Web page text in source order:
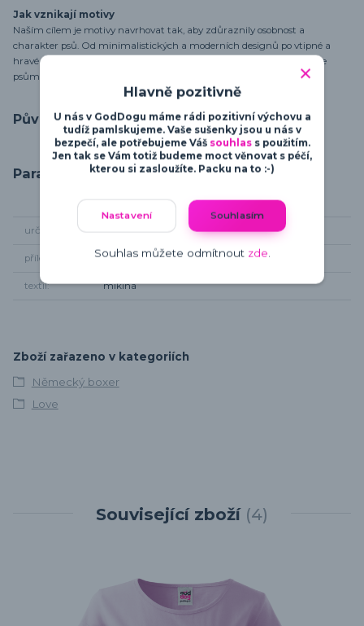
Jak vznikají motivy
Naším cílem je motivy navrhovat tak, aby zdůraznily osobnost a
charakter psů. Od minimalistických a moderních designů po vtipné a
hravé motivy - najdeš zde vše, co potřebuješ pro vyjádření své lásky ke
psům.
Původ zboží
Parametry
určení
příležitost kamkoliv
textil mikina
Zboží zařazeno v kategoriích
Německý boxer
Love
Související zboží 4
Hlavně pozitivně
U nás v GodDogu máme rádi pozitivní výchovu a
tudíž pamlskujeme. Vaše sušenky jsou u nás v
bezpečí, ale potřebujeme Váš souhlass použitím.
Jen tak se Vám totiž budeme moct věnovat s péčí,
kterou si zasloužíte. Packu na to :-)
Nastavení Souhlasím
Souhlas můžete odmítnout zde.